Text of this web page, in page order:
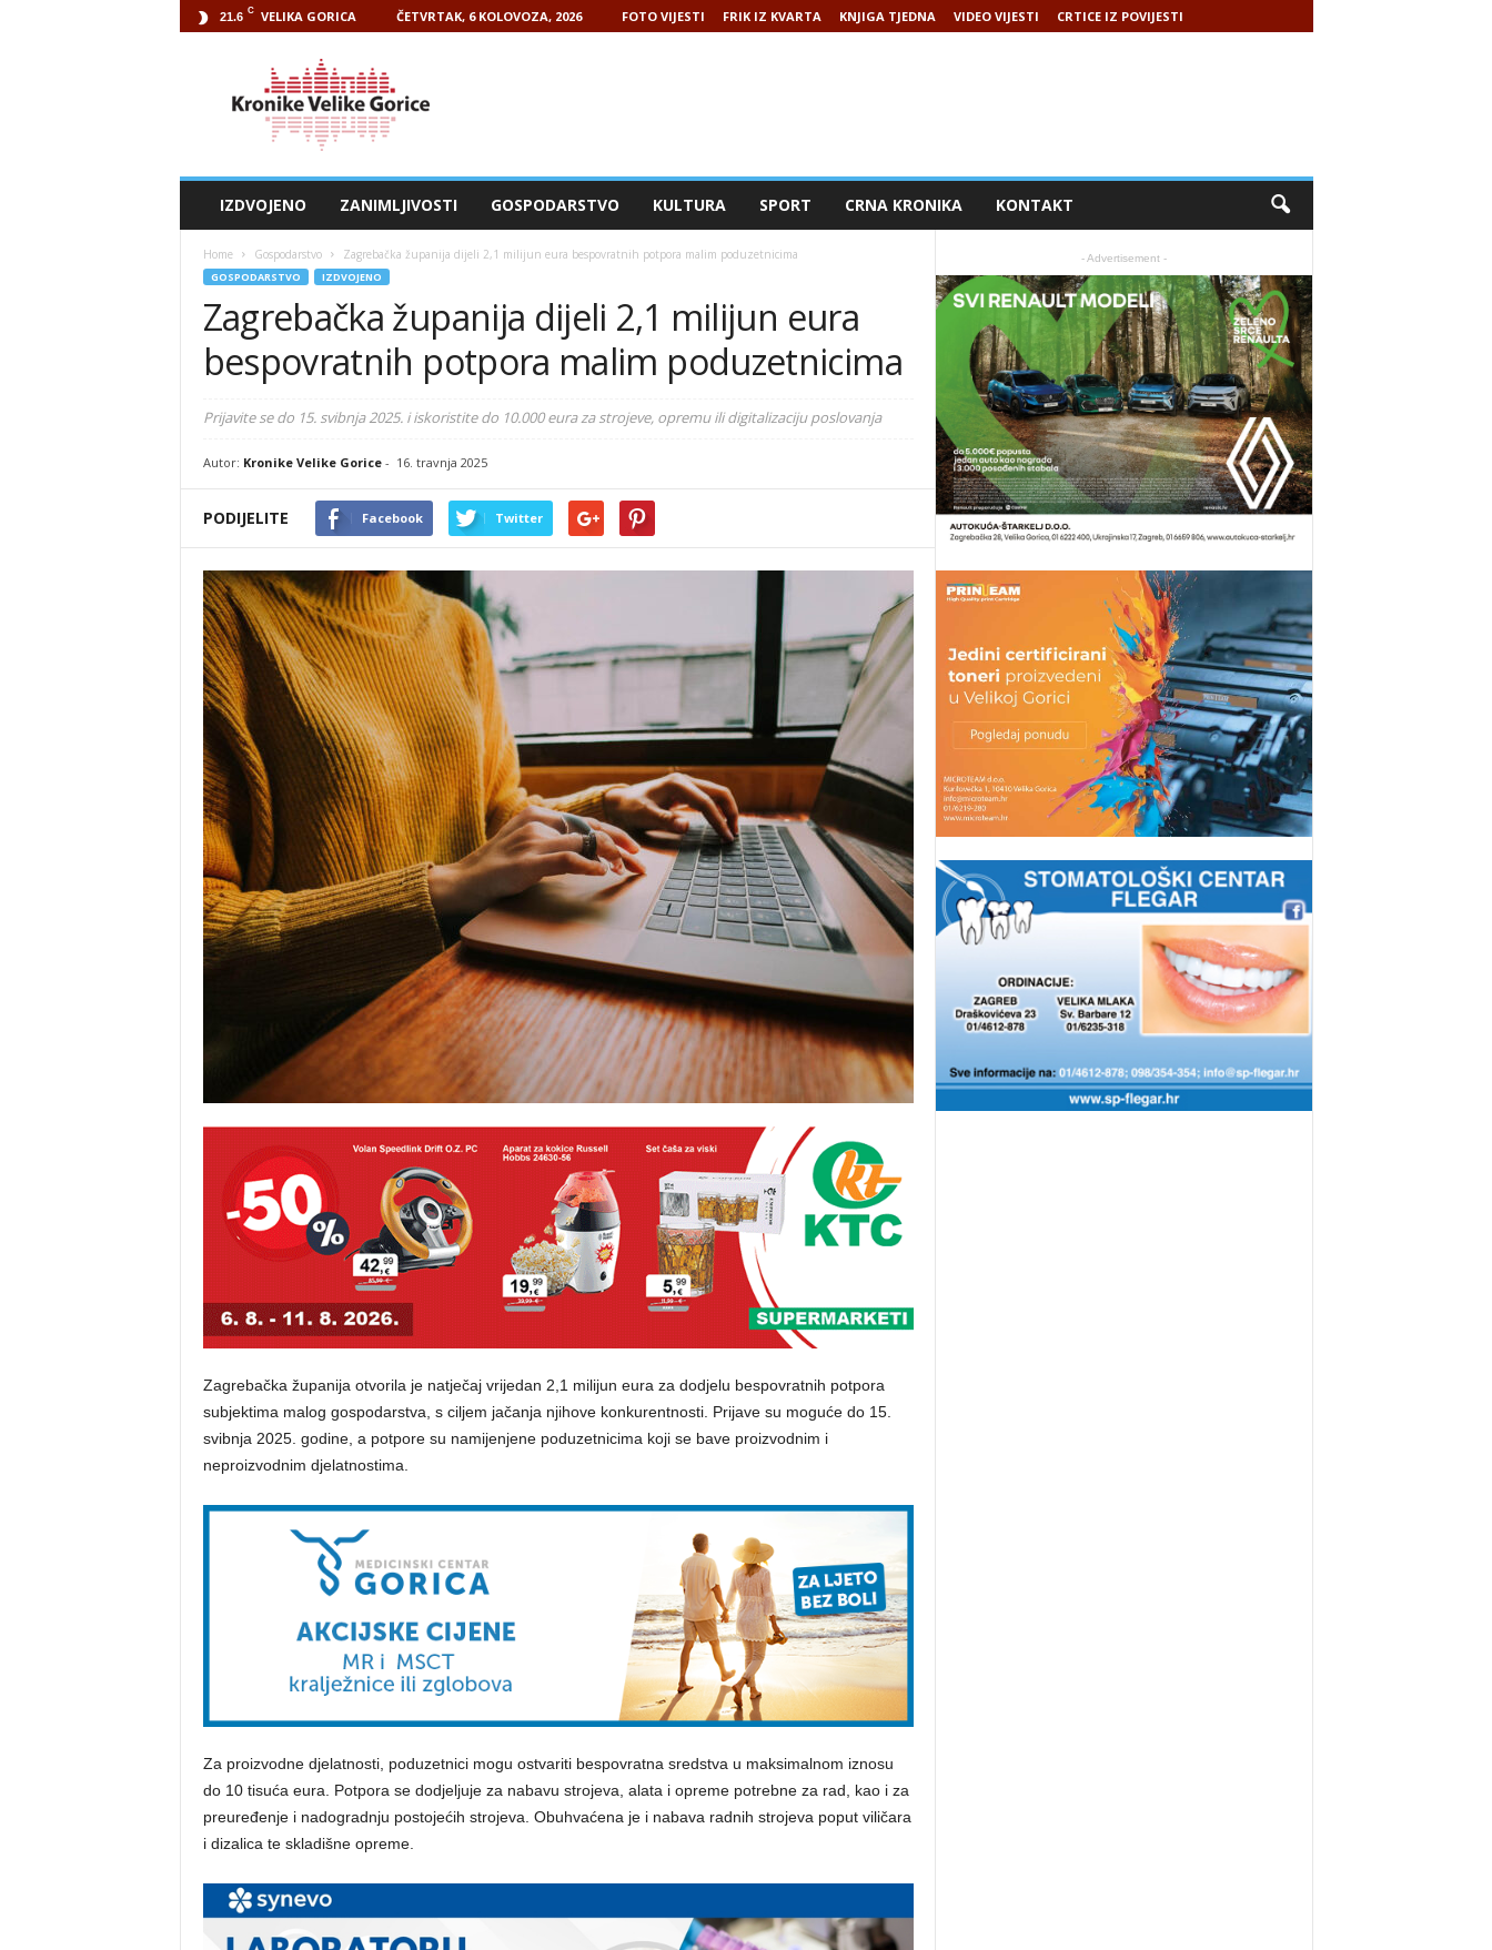
21.6 C VELIKA GORICA ČETVRTAK, 6 KOLOVOZA, 2026 FOTO VIJESTI FRIK IZ KVARTA KNJIGA TJEDNA VIDEO VIJESTI CRTICE IZ POVIJESTI
IZDVOJENO ZANIMLJIVOSTI GOSPODARSTVO KULTURA SPORT CRNA KRONIKA KONTAKT
Home Gospodarstvo Zagrebačka županija dijeli 2,1 milijun eura bespovratnih potpora malim poduzetnicima
GOSPODARSTVO IZDVOJENO
Zagrebačka županija dijeli 2,1 milijun eura
bespovratnih potpora malim poduzetnicima
Prijavite se do 15. svibnja 2025. i iskoristite do 10.000 eura za strojeve, opremu ili digitalizaciju poslovanja
Autor: Kronike Velike Gorice- 16. travnja 2025
PODIJELITE Facebook Twitter
Zagrebačka županija otvorila je natječaj vrijedan 2,1 milijun eura za dodjelu bespovratnih potpora
subjektima malog gospodarstva, s ciljem jačanja njihove konkurentnosti. Prijave su moguće do 15.
svibnja 2025. godine, a potpore su namijenjene poduzetnicima koji se bave proizvodnim i
neproizvodnim djelatnostima.
Za proizvodne djelatnosti, poduzetnici mogu ostvariti bespovratna sredstva u maksimalnom iznosu
do 10 tisuća eura. Potpora se dodjeljuje za nabavu strojeva, alata i opreme potrebne za rad, kao i za
preuređenje i nadogradnju postojećih strojeva. Obuhvaćena je i nabava radnih strojeva poput viličara
i dizalica te skladišne opreme.
- Advertisement -